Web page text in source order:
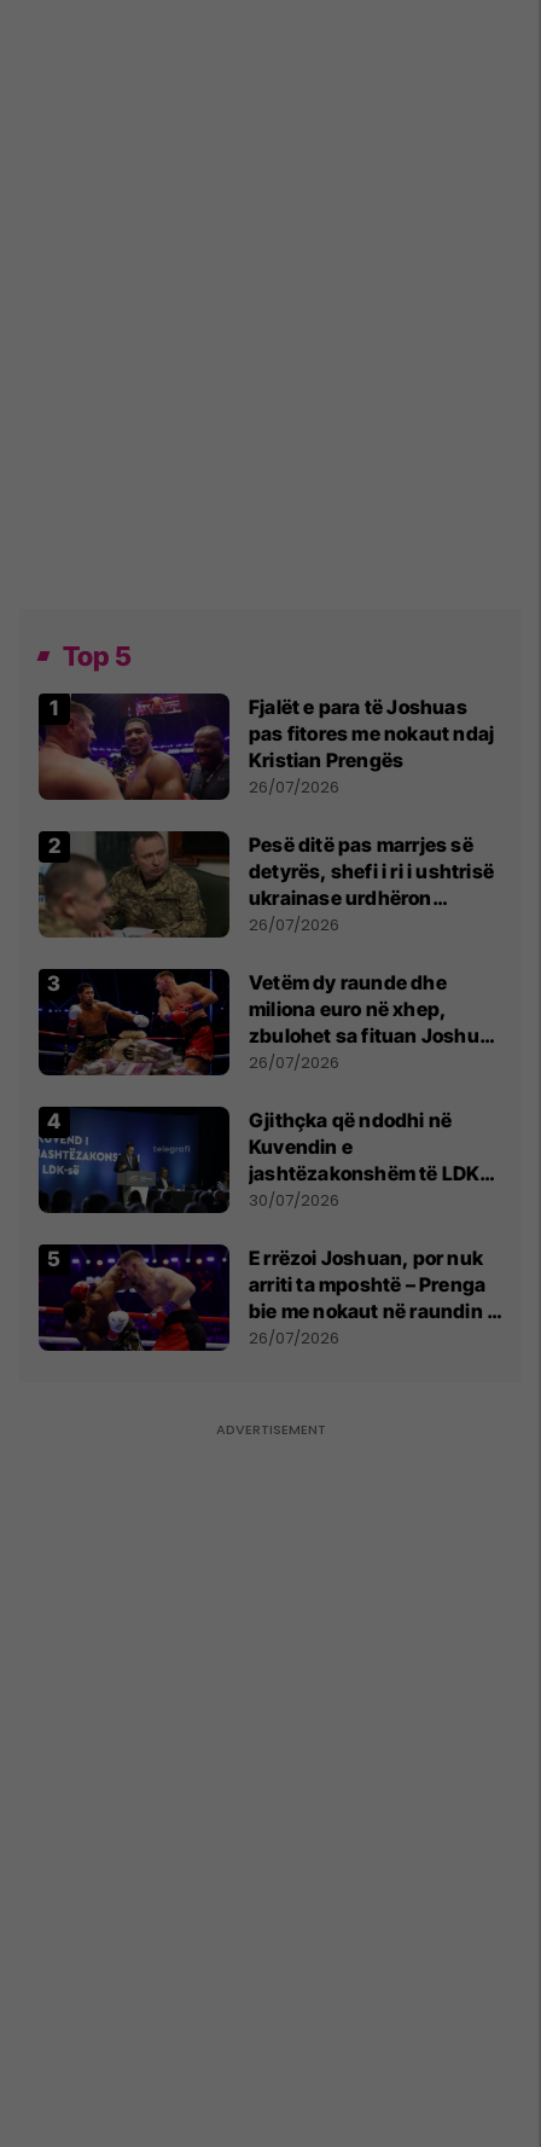
Top 5
Fjalët e para të Joshuas
pas fitores me nokaut ndaj
Kristian Prengës
26/07/2026
Pesë ditë pas marrjes së
detyrës, shefi i ri i ushtrisë
ukrainase urdhëron
kontroll të madh
26/07/2026
Vetëm dy raunde dhe
miliona euro në xhep,
zbulohet sa fituan Joshua
e Prenga
26/07/2026
Gjithçka që ndodhi në
Kuvendin e
jashtëzakonshëm të LDK-
së
30/07/2026
E rrëzoi Joshuan, por nuk
arriti ta mposhtë – Prenga
bie me nokaut në raundin e
dytë
26/07/2026